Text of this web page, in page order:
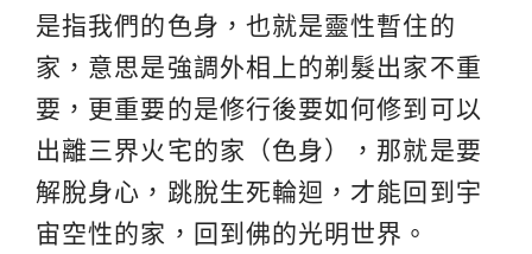
是指我們的色身，也就是靈性暫住的
家，意思是強調外相上的剃髮出家不重
要，更重要的是修行後要如何修到可以
出離三界火宅的家（色身），那就是要
解脫身心，跳脫生死輪迴，才能回到宇
宙空性的家，回到佛的光明世界。